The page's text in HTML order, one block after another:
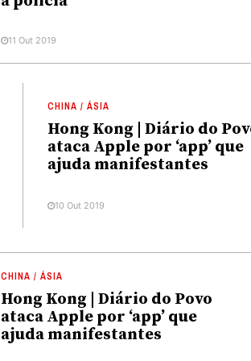
11 Out 2019
CHINA / ÁSIA
Hong Kong | Diário do
ataca Apple por ‘app’ que
ajuda manifestantes
10 Out 2019
CHINA / ÁSIA
Hong Kong | Diário do Povo
ataca Apple por ‘app’ que
ajuda manifestantes